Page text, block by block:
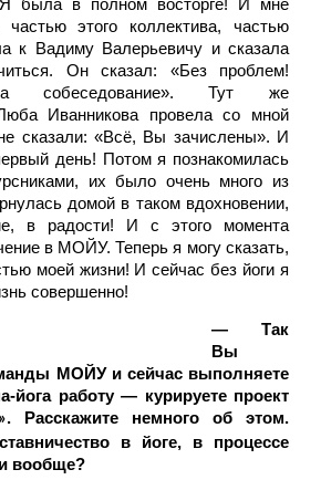
Я была в полном восторге! И мне
частью этого коллектива, частью
к Вадиму Валерьевичу и сказала
Он сказал: «Без проблем!
собеседование». Тут же
Иванникова провела со мной
сказали: «Всё, Вы зачислены». И
день! Потом я познакомилась
их было очень много из
домой в таком вдохновении,
в радости! И с этого момента
в МОЙУ. Теперь я могу сказать,
моей жизни! И сейчас без йоги я
совершенно!
— Так
Вы
МОЙУ и сейчас выполняете
важнейшую карма-йога работу — курируете проект
». Расскажите немного об этом.
в йоге, в процессе
вообще?